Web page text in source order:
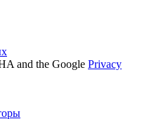
and the Google Privacy